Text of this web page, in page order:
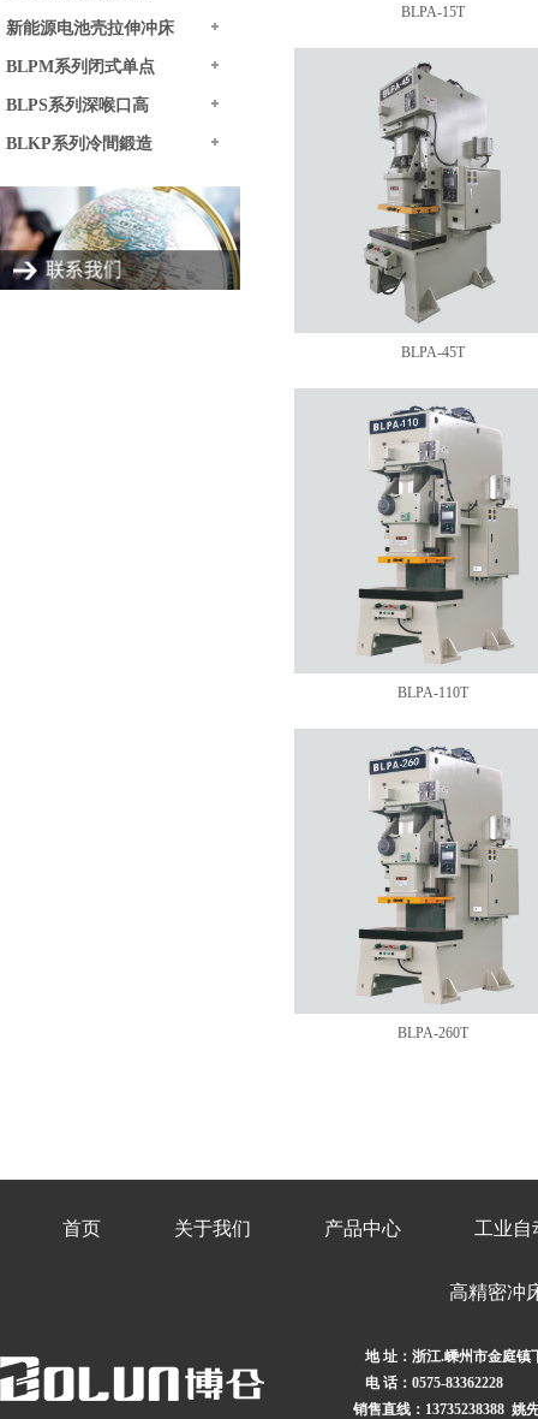
新能源电池壳拉伸冲床
BLPM系列闭式单点
BLPS系列深喉口高
BLKP系列冷間鍛造
BLPA-15T
BLPA-45T
BLPA-110T
BLPA-260T
首页 关于我们 产品中心 工业自
高精密冲
地 址： 浙江.嵊州市金庭镇
电 话： 0575-83362228
销售直线： 13735238388 姚